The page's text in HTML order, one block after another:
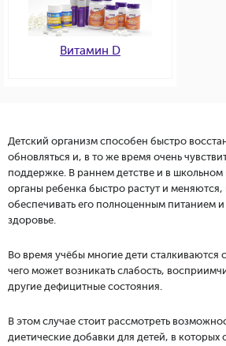
Витамин D
Детский организм способен быстро
обновляться и, в то же время очень
поддержке. В раннем детстве и в школьном
органы ребенка быстро растут и
обеспечивать его полноценным питанием
здоровье.
Во время учёбы многие дети сталкиваются
чего может возникать слабость,
другие дефицитные состояния.
В этом случае стоит рассмотреть
диетические добавки для детей, в которых